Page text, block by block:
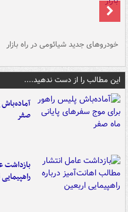
خودروهای جدید شیائومی در راه بازار
این مطالب را از دست ندهید....
صفر
بازداشت